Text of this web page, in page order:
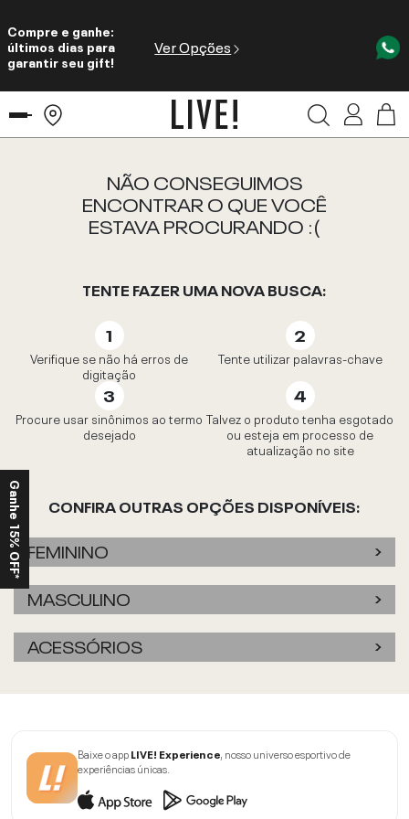
Compre e ganhe:
últimos dias para
garantir seu gift!
Ver Opções
NÃO CONSEGUIMOS
ENCONTRAR O QUE VOCÊ
ESTAVA PROCURANDO :(
TENTE FAZER UMA NOVA BUSCA:
Verifique se não há erros de
digitação
Tente utilizar palavras-chave
Procure usar sinônimos ao termo
desejado
Talvez o produto tenha esgotado
ou esteja em processo de
atualização no site
CONFIRA OUTRAS OPÇÕES DISPONÍVEIS:
FEMININO
MASCULINO
ACESSÓRIOS
Baixe o appLIVE! Experience, nosso universo esportivo de
experiências únicas.
Ganhe 15% OFF*